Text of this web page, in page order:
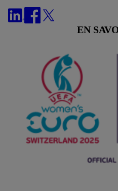
EN
pour l’ensemble des finalités
trouveras de plus amples
de conservation des données et
déclaration de
mentions légales, c’est ici.